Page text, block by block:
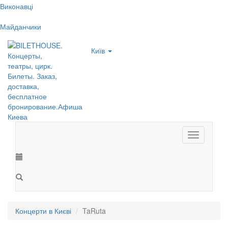
Виконавці
Майданчики
Київ
Toggle
navigation
Концерти в Києві TaRuta